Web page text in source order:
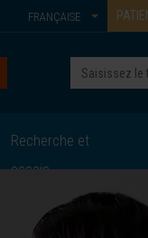
FRANÇAISE
Recherche et
essais